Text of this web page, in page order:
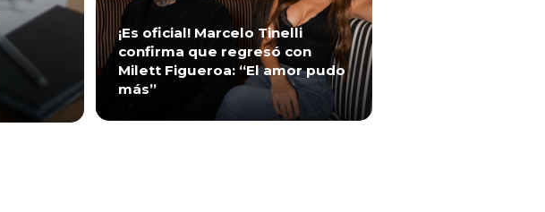
¡Es oficial! Marcelo Tinelli
confirma que regresó con
Milett Figueroa: “El amor pudo
más”